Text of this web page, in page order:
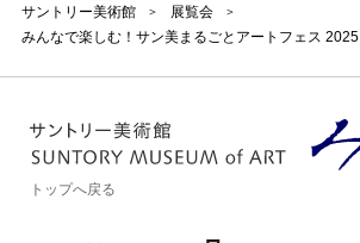
サントリー美術館
展覧会
みんなで楽しむ！サン美まるごとアートフェス 2025
トップへ戻る